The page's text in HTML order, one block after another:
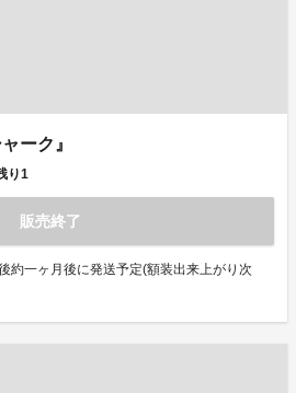
ーク』
り1
販売終了
約一ヶ月後に発送予定(額装出来上がり次